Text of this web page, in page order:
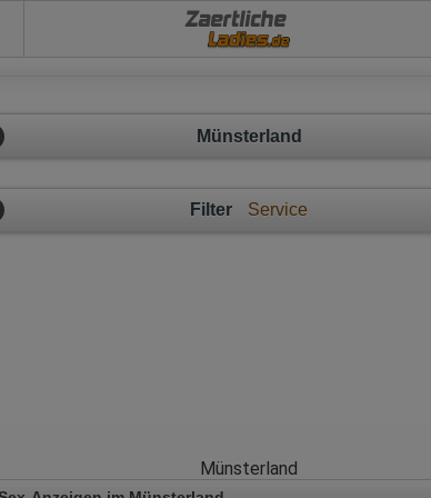
Zaertliche
Münsterland
Filter Service
Münsterland